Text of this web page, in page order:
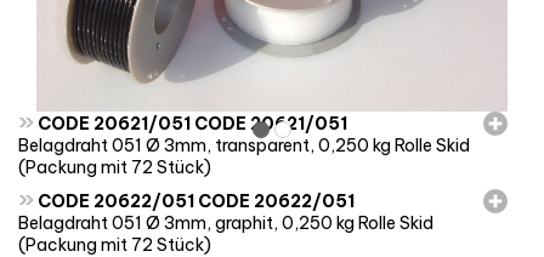
» CODE 20621/051 CODE 20621/051
Belagdraht 051 Ø 3mm, transparent, 0,250 kg Rolle Skid
(Packung mit 72 Stück)
» CODE 20622/051 CODE 20622/051
Belagdraht 051 Ø 3mm, graphit, 0,250 kg Rolle Skid
(Packung mit 72 Stück)